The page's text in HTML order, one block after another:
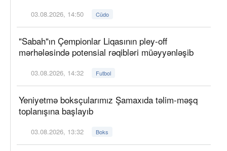
03.08.2026, 14:50 Cüdo
"Sabah"ın Çempionlar Liqasının pley-off
mərhələsində potensial rəqibləri müəyyənləşib
03.08.2026, 14:32 Futbol
Yeniyetmə boksçularımız Şamaxıda təlim-məşq
toplanışına başlayıb
03.08.2026, 13:32 Boks